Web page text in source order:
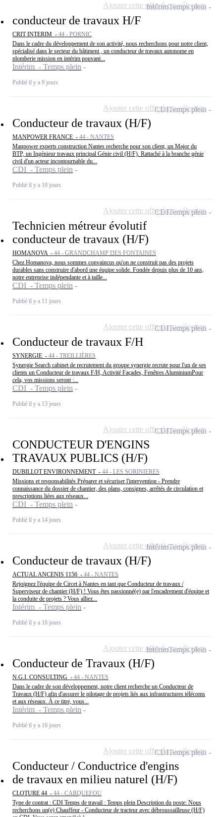
conducteur de travaux H/F
CRIT INTERIM - 44 - PORNIC
Dans le cadre du développement de son activité, nous recherchons pour notre client,
spécialisé dans le secteur du bâtiment , un conducteur de travaux autonome en
plomberie mission en intérim pouvant...
Intérim - Temps plein
Publié il y a 9 jours
IntérimTemps plein
Ajouter cette offre à ma sélection
Conducteur de travaux (H/F)
MANPOWER FRANCE - 44 - NANTES
Manpower experts construction Nantes recherche pour son client, un Major du
BTP, un Ingénieur travaux principal Génie civil (H/F). Rattaché à la branche génie
civil d'un acteur incontournable du...
CDI - Temps plein
Publié il y a 10 jours
CDITemps plein
Ajouter cette offre à ma sélection
Technicien métreur évolutif
conducteur de travaux (H/F)
HOMANOVA - 44 - GRANDCHAMP DES FONTAINES
Chez Homanova, nous sommes convaincus qu'on ne construit pas des projets
durables sans construire d'abord une équipe solide. Fondée depuis plus de 10 ans,
notre entreprise indépendante et à taille...
CDI - Temps plein
Publié il y a 11 jours
CDITemps plein
Ajouter cette offre à ma sélection
Conducteur de travaux F/H
SYNERGIE - 44 - TREILLIÈRES
Synergie Search cabinet de recrutement du groupe synergie recrute pour l'un de ses
clients un Conducteur de travaux F/H, Activité Façades, Fenêtres AluminiumPour
cela, vos missions seront :...
CDI - Temps plein
Publié il y a 13 jours
CDITemps plein
Ajouter cette offre à ma sélection
CONDUCTEUR D'ENGINS
TRAVAUX PUBLICS (H/F)
DUBILLOT ENVIRONNEMENT - 44 - LES SORINIERES
Missions et responsabilités Préparer et sécuriser l'intervention - Prendre
connaissance du dossier de chantier, des plans, consignes, arrêtés de circulation et
prescriptions liées aux réseaux...
CDI - Temps plein
Publié il y a 14 jours
CDITemps plein
Ajouter cette offre à ma sélection
Conducteur de travaux (H/F)
ACTUAL ANCENIS 1156 - 44 - NANTES
Rejoignez l'équipe de Circet à Nantes en tant que Conducteur de travaux /
Superviseur de chantier (H/F) ! Vous êtes passionné(e) par l'encadrement d'équipe et
la conduite de projets ? Vous alliez...
Intérim - Temps plein
Publié il y a 16 jours
IntérimTemps plein
Ajouter cette offre à ma sélection
Conducteur de Travaux (H/F)
N.G.I. CONSULTING - 44 - NANTES
Dans le cadre de son développement, notre client recherche un Conducteur de
Travaux (H/F) afin d'assurer le pilotage de projets liés aux infrastructures télécoms
et aux réseaux. À ce titre, vous...
Intérim - Temps plein
Publié il y a 16 jours
IntérimTemps plein
Ajouter cette offre à ma sélection
Conducteur / Conductrice d'engins
de travaux en milieu naturel (H/F)
CLOTURE 44 - 44 - CARQUEFOU
Type de contrat : CDI Temps de travail : Temps plein Description du poste: Nous
recherchons un(e) Chauffeur - Conducteur de tracteur avec débroussailleuse (H/F)
CDITemps plein
Ajouter cette offre à ma sélection